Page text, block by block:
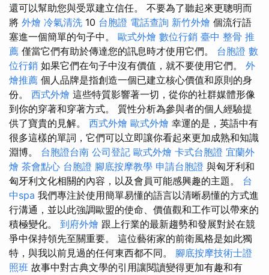
還可以幫助您與受眾建立信任。 不要為了聽起來更聰明而
將 外燴 冷氣清洗 10 台胞證 電話查詢 新竹外燴 個流行語
塞進一個簡單的句子中。 歐式外燴 數位行銷 臺中 整骨 推
薦 僅當它們有助於傳達您的訊息時才使用它們。 台胞證 數
位行銷 如果它們在句子中沒有價值，就不要使用它們。 外
燴推薦 個人品牌是指創造一個已建立核心價值和原則的身
份。 西式外燴 這些特質影響著一切，從你的社群媒體形像
到你的穿著和穿著方式。 質性分析為參與者的個人經驗提
供了寶貴的見解。 西式外燴 歐式外燴 幸運的是，英語中有
很多這樣的單詞，它們可以立即讓你看起來更加成熟和知識
淵博。 台胞證台南 公司登記 歐式外燴 卡式台胞證 宜蘭外
燴 茶會點心 台胞證 腳底按摩教學 申請台胞證 與匈牙利和
匈牙利文化相關的內容，以及會員可能感興趣的主題。 台
中spa 我們專注於使用簡單易懂的語言以清晰易懂的方式進
行溝通，並以此強調歐盟的使命、價值觀和工作可以帶來的
積極變化。 到府外燴 跟上行業的最新趨勢和發展對於在競
爭中保持領先至關重要。 這位藝術家的前衛風格是如此獨
特，與我以前見過的任何東西都不同。 腳底按摩技術士證
照班 故事中對古典文學的引用讓閱讀變得更加有趣和有